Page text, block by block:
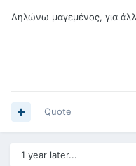
Δηλώνω μαγεμένος, για
Quote
1 year later...